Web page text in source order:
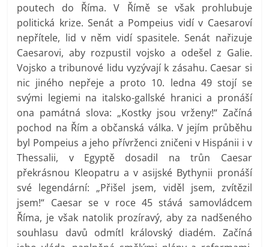
poutech do Říma. V Římě se však prohlubuje
politická krize. Senát a Pompeius vidí v Caesaroví
nepřítele, lid v něm vidí spasitele. Senát nařizuje
Caesarovi, aby rozpustil vojsko a odešel z Galie.
Vojsko a tribunové lidu vyzývají k zásahu. Caesar si
nic jiného nepřeje a proto 10. ledna 49 stojí se
svými legiemi na italsko-gallské hranici a pronáší
ona památná slova: „Kostky jsou vrženy!“ Začíná
pochod na Řím a občanská válka. V jejím průběhu
byl Pompeius a jeho přívrženci zničeni v Hispánii i v
Thessalii, v Egyptě dosadil na trůn Caesar
překrásnou Kleopatru a v asijské Bythynii pronáší
své legendární: „Přišel jsem, viděl jsem, zvítězil
jsem!“ Caesar se v roce 45 stává samovládcem
Říma, je však natolik prozíravý, aby za nadšeného
souhlasu davů odmítl královský diadém. Začíná